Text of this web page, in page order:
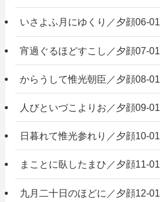
いさよふ月にゆくり／夕顔06-01
宵過ぐるほどすこし／夕顔07-01
からうして惟光朝臣／夕顔08-01
人びといづこよりお／夕顔09-01
日暮れて惟光参れり／夕顔10-01
まことに臥したまひ／夕顔11-01
九月二十日のほどに／夕顔12-01